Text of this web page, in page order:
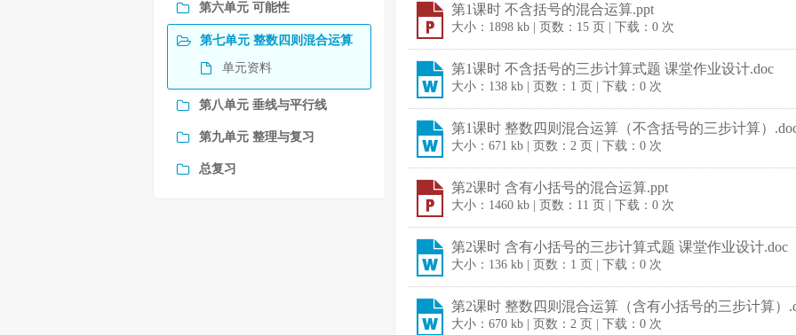
第六单元 可能性
第七单元 整数四则混合运算
单元资料
第八单元 垂线与平行线
第九单元 整理与复习
总复习
第1课时 不含括号的混合运算.ppt
大小：1898 kb | 页数：15 页 | 下载：0 次
第1课时 不含括号的三步计算式题 课堂作业设计.doc
大小：138 kb | 页数：1 页 | 下载：0 次
第1课时 整数四则混合运算（不含括号的三步计算）
大小：671 kb | 页数：2 页 | 下载：0 次
第2课时 含有小括号的混合运算.ppt
大小：1460 kb | 页数：11 页 | 下载：0 次
第2课时 含有小括号的三步计算式题 课堂作业设计.doc
大小：136 kb | 页数：1 页 | 下载：0 次
第2课时 整数四则混合运算（含有小括号的三步计算）
大小：670 kb | 页数：2 页 | 下载：0 次